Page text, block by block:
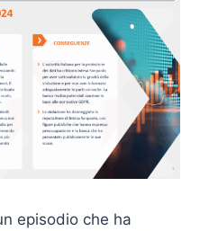
episodio che ha